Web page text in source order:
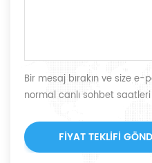
Bir mesaj bırakın ve size
normal canlı sohbet
FIYAT TEKLIFI